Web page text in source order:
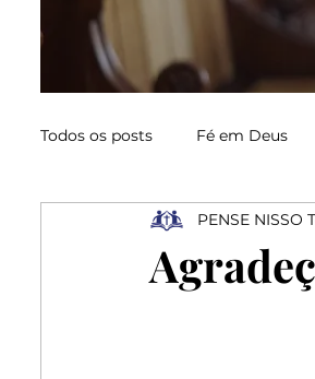
Todos os posts Fé em Deus
Ressurreição Depressão
PENSE NISSO